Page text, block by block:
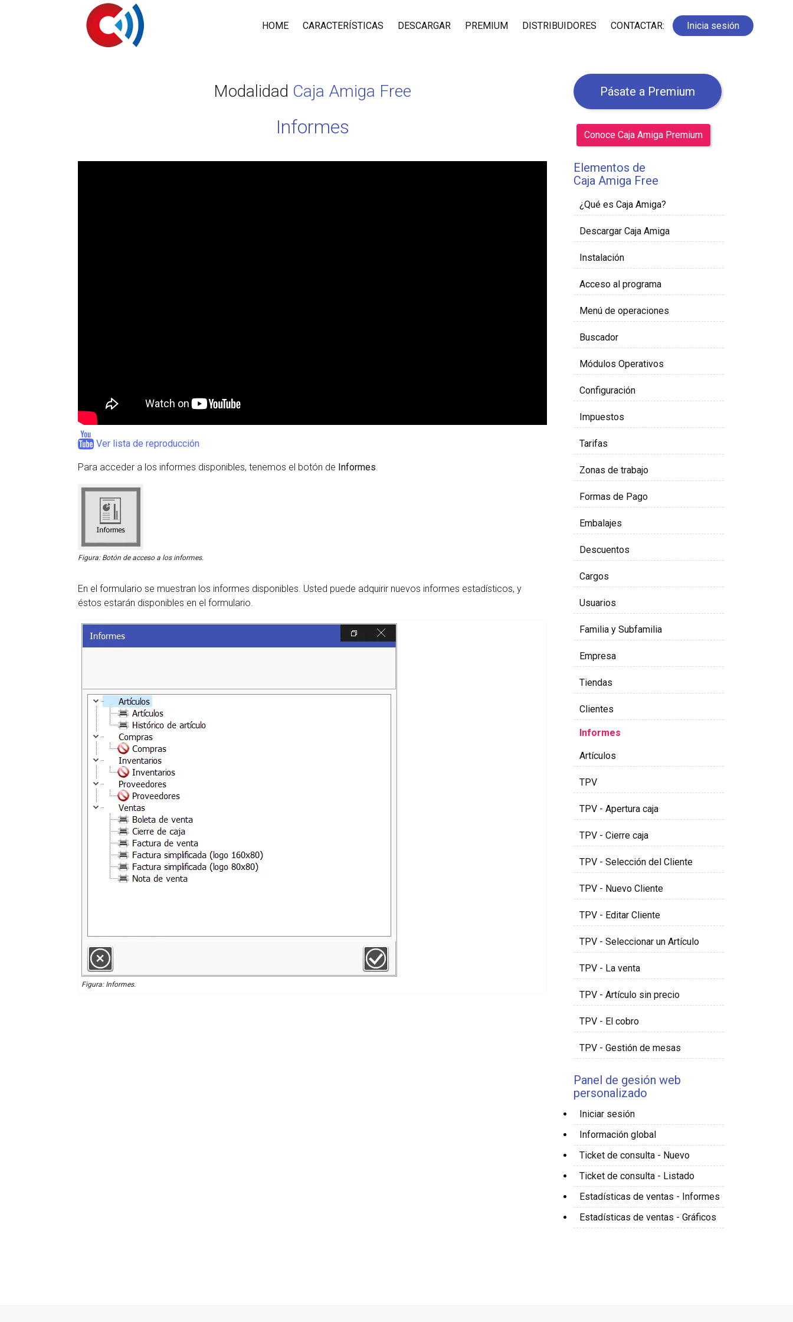
HOME CARACTERÍSTICAS DESCARGAR PREMIUM DISTRIBUIDORES CONTACTAR: Inicia sesión
Modalidad Caja Amiga Free
Informes
Ver lista de reproducción
Para acceder a los informes disponibles, tenemos el botón de Informes.
Figura: Botón de acceso a los informes.
En el formulario se muestran los informes disponibles. Usted puede adquirir nuevos informes estadísticos, y
éstos estarán disponibles en el formulario.
Figura: Informes.
Pásate a Premium
Conoce Caja Amiga Premium
Elementos de
Caja Amiga Free
¿Qué es Caja Amiga?
Descargar Caja Amiga
Instalación
Acceso al programa
Menú de operaciones
Buscador
Módulos Operativos
Configuración
Impuestos
Tarifas
Zonas de trabajo
Formas de Pago
Embalajes
Descuentos
Cargos
Usuarios
Familia y Subfamilia
Empresa
Tiendas
Clientes
Informes
Artículos
TPV
TPV - Apertura caja
TPV - Cierre caja
TPV - Selección del Cliente
TPV - Nuevo Cliente
TPV - Editar Cliente
TPV - Seleccionar un Artículo
TPV - La venta
TPV - Artículo sin precio
TPV - El cobro
TPV - Gestión de mesas
Panel de gesión web
personalizado
Iniciar sesión
Información global
Ticket de consulta - Nuevo
Ticket de consulta - Listado
Estadísticas de ventas - Informes
Estadísticas de ventas - Gráficos